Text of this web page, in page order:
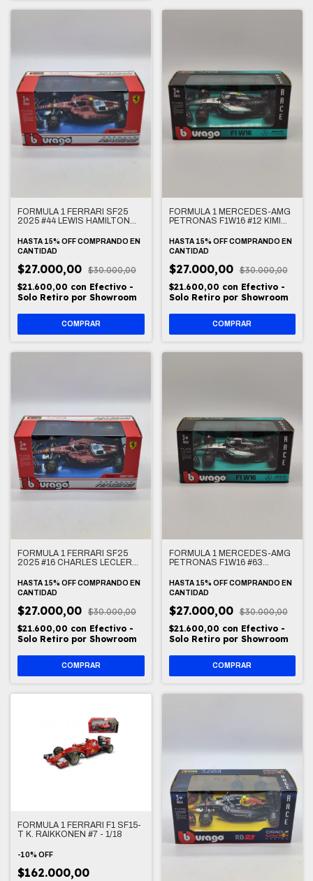
FORMULA 1 FERRARI SF25
2025 #44 LEWIS HAMILTON
HASTA 15% OFFCOMPRANDO EN
CANTIDAD
$27.000,00 $30.000,00
$21.600,00 con Efectivo -
Solo Retiro por Showroom
FORMULA 1 MERCEDES-AMG
PETRONAS F1W16 #12 KIMI
HASTA 15% OFF COMPRANDO EN
CANTIDAD
$27.000,00 $30.000,00
$21.600,00 con Efectivo -
Solo Retiro por Showroom
FORMULA 1 FERRARI SF25
2025 #16 CHARLES LECLERC
HASTA 15% OFFCOMPRANDO EN
CANTIDAD
$27.000,00 $30.000,00
$21.600,00 con Efectivo -
Solo Retiro por Showroom
FORMULA 1 MERCEDES-AMG
PETRONAS F1W16 #63
HASTA 15% OFF COMPRANDO EN
CANTIDAD
$27.000,00 $30.000,00
$21.600,00 con Efectivo -
Solo Retiro por Showroom
FORMULA 1 FERRARI F1 SF15-
T K. RAIKKONEN #7 - 1/18
-10% OFF
$162.000,00